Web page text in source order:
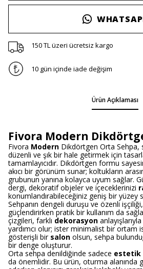
150 TL üzeri ücretsiz kargo
10 gün içinde iade değişim
Ürün Açıklaması
Fivora Modern
Fivora Modern Dikdörtgen Orta Sehpa,
düzenli ve şık bir hale getirmek için
tamamlayıcıdır. Dikdörtgen formu
akıcı bir görünüm sunar; koltukların
grubunun yanına kolayca uyum sağlar.
dergi, dekoratif objeler ve içeceklerinizi
konumlandırabileceğiniz geniş bir yüzey
Sehpanın dengeli duruşu ve özenli işçiliği,
güçlendirirken pratik bir kullanım da
çizgileri, farklı dekorasyon
yardımcı olur; ister minimalist bir ortam
gösterişli bir salon olsun, sehpa
bir denge oluşturur.
Orta sehpa denildiğinde sadece estetik
da önemlidir. Bu ürün, oturma alanında